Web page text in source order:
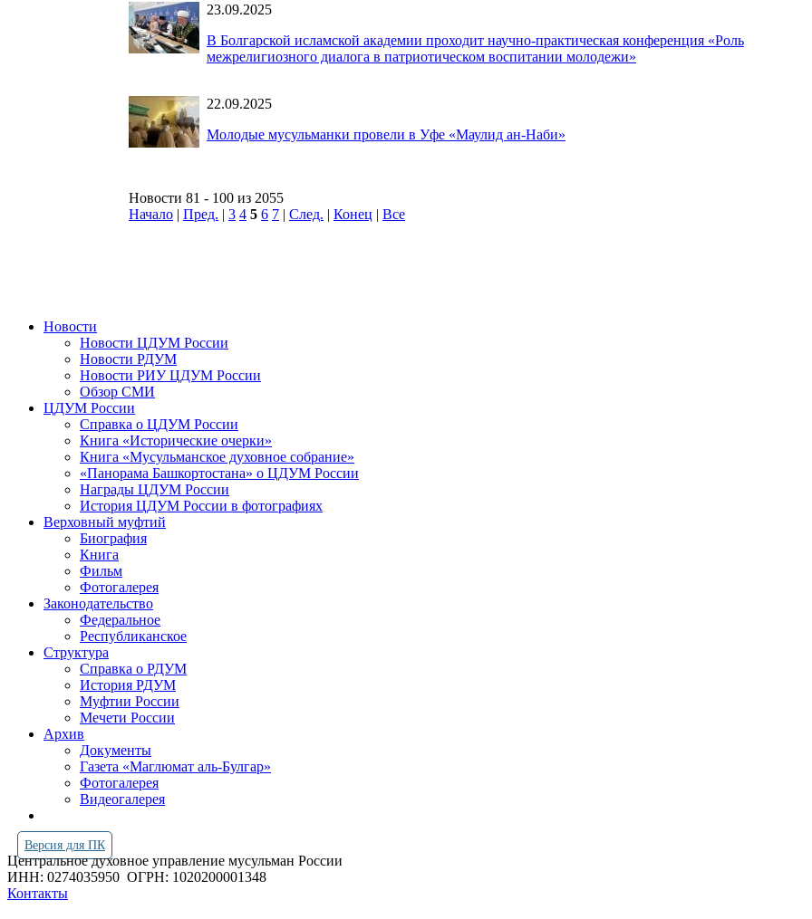
23.09.2025
В Болгарской исламской академии проходит научно-практическая конференция «Роль
межрелигиозного диалога в патриотическом воспитании молодежи»
22.09.2025
Молодые мусульманки провели в Уфе «Маулид ан-Наби»
Новости 81 - 100 из 2055
Начало | Пред. | 3 4 5 6 7 | След. | Конец | Все
Новости
Новости ЦДУМ России
Новости РДУМ
Новости РИУ ЦДУМ России
Обзор СМИ
ЦДУМ России
Справка о ЦДУМ России
Книга «Исторические очерки»
Книга «Мусульманское духовное собрание»
«Панорама Башкортостана» о ЦДУМ России
Награды ЦДУМ России
История ЦДУМ России в фотографиях
Верховный муфтий
Биография
Книга
Фильм
Фотогалерея
Законодательство
Федеральное
Республиканское
Структура
Справка о РДУМ
История РДУМ
Муфтии России
Мечети России
Архив
Документы
Газета «Маглюмат аль-Булгар»
Фотогалерея
Видеогалерея
Версия для ПК
Центральное духовное управление мусульман России
ИНН: 0274035950 ОГРН: 1020200001348
Контакты